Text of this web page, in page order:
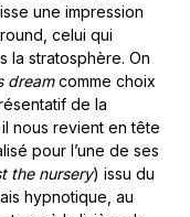
une impression
celui qui
la stratosphère. On
dreamcomme choix
de la
nous revient en tête
pour l’une de ses
the nursery) issu du
hypnotique, au